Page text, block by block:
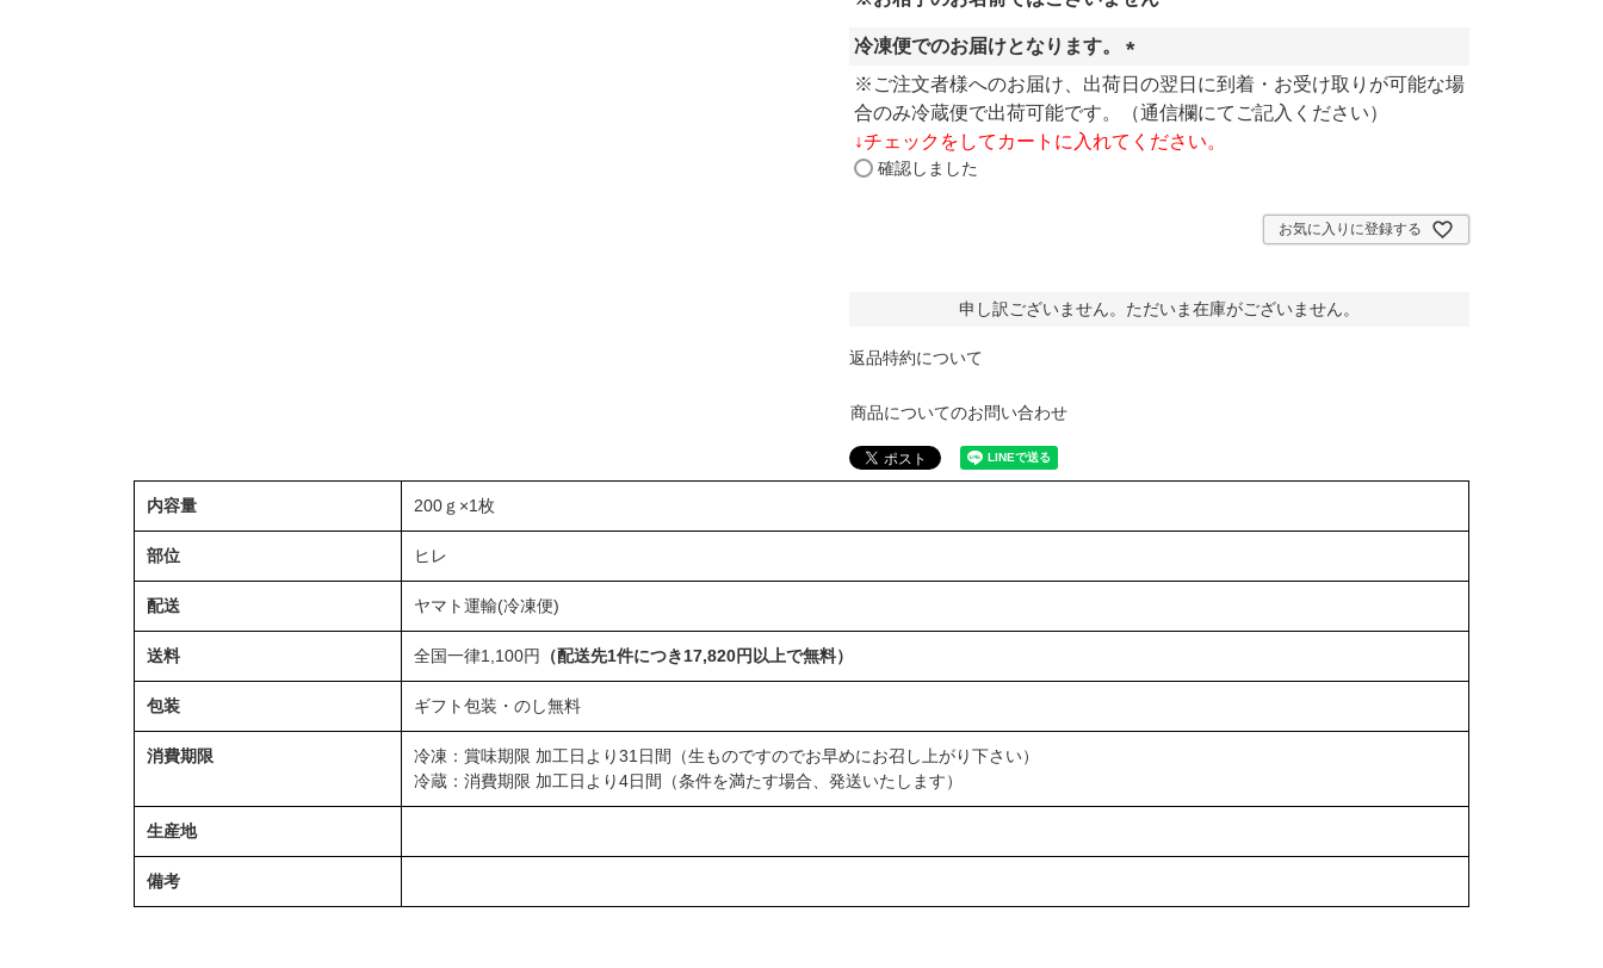
冷凍便でのお届けとなります。
(
必
須
※ご注文者様へのお届け、出荷日の翌日に到着・お受け取りが可能な場
合のみ冷蔵便で出荷可能です。（通信欄にてご記入ください）
↓チェックをしてカートに入れてください。
確認しました
お気に入りに登録する
申し訳ございません。ただいま在庫がございません。
返品特約について
商品についてのお問い合わせ
内容量 200ｇ×1枚
部位 ヒレ
配送 ヤマト運輸(冷凍便)
送料 全国一律1,100円 （配送先1件につき17,820円以上で無料）
包装 ギフト包装・のし無料
消費期限
冷凍：賞味期限 加工日より31日間（生ものですのでお早めにお召し上がり下さい）
冷蔵：消費期限 加工日より4日間（条件を満たす場合、発送いたします）
生産地
備考